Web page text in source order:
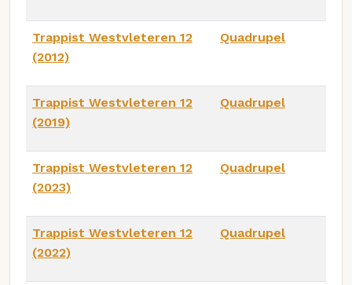
Trappist Westvleteren 12
(2012)
Quadrupel
Trappist Westvleteren 12
(2019)
Quadrupel
Trappist Westvleteren 12
(2023)
Quadrupel
Trappist Westvleteren 12
(2022)
Quadrupel